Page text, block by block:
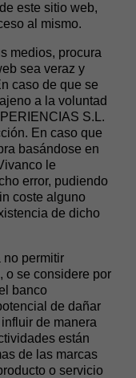
este sitio web,
al mismo.
medios, procura
sea veraz y
caso de que se
a la voluntad
S.L.
En caso que
basándose en
le
error, pudiendo
coste alguno
de dicho
no permitir
o se considere por
banco
de dañar
de manera
están
de las marcas
o servicio